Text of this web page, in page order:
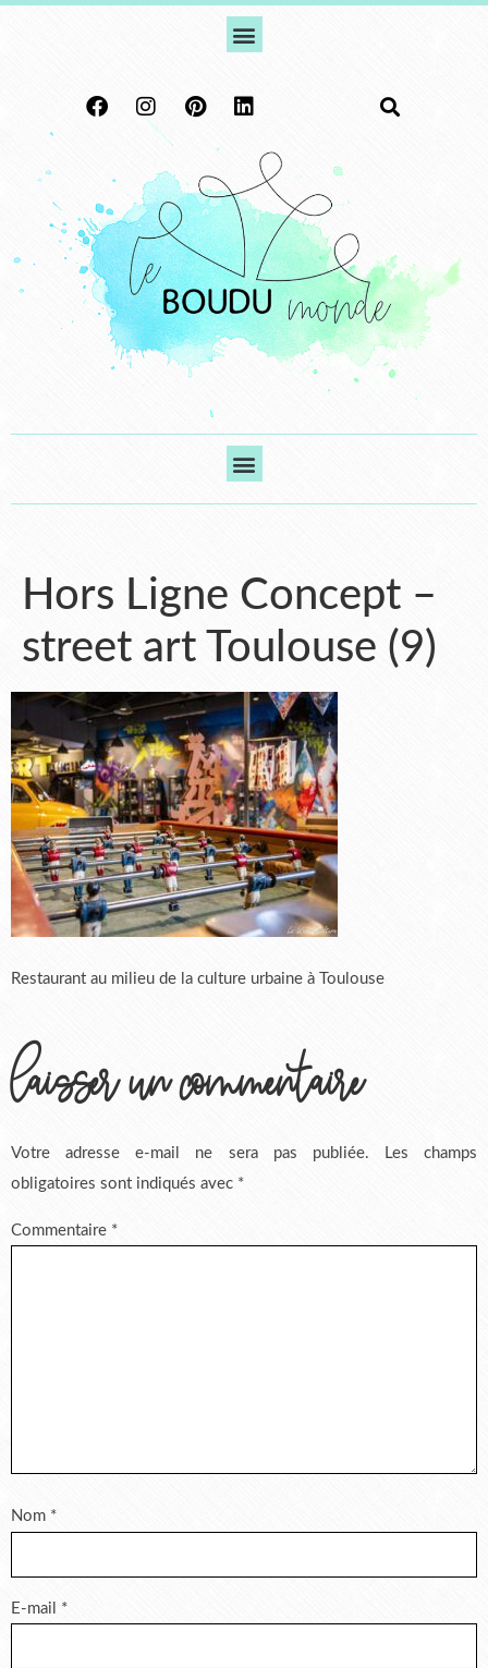
Hors Ligne Concept –
street art Toulouse (9)
Restaurant au milieu de la culture urbaine à Toulouse
laisser un commentaire
Votre adresse e-mail ne sera pas publiée.
Les champs
obligatoires sont indiqués avec *
Commentaire *
Nom *
E-mail *